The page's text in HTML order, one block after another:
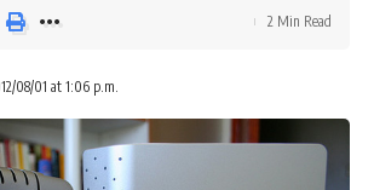
08/01 at 1:06 p.m.
2 Min Read